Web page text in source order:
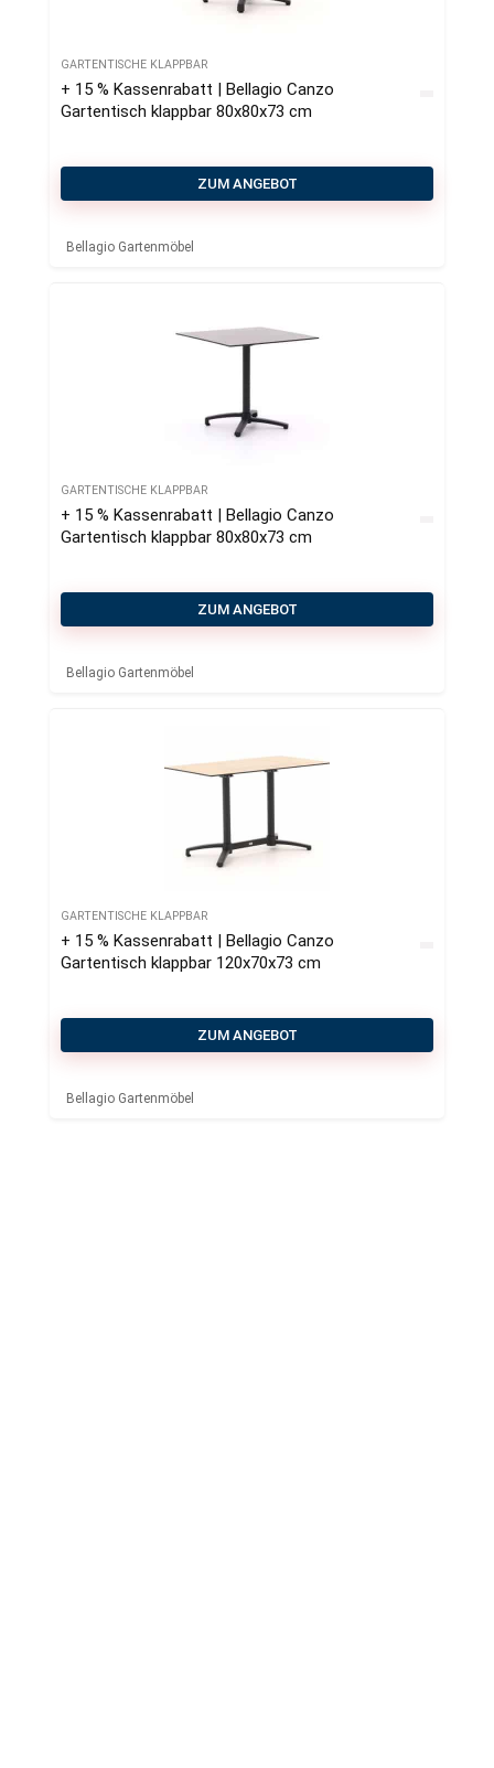
GARTENTISCHE KLAPPBAR
+ 15 % Kassenrabatt | Bellagio Canzo
Gartentisch klappbar 80x80x73 cm
ZUM ANGEBOT
Bellagio Gartenmöbel
GARTENTISCHE KLAPPBAR
+ 15 % Kassenrabatt | Bellagio Canzo
Gartentisch klappbar 80x80x73 cm
ZUM ANGEBOT
Bellagio Gartenmöbel
GARTENTISCHE KLAPPBAR
+ 15 % Kassenrabatt | Bellagio Canzo
Gartentisch klappbar 120x70x73 cm
ZUM ANGEBOT
Bellagio Gartenmöbel